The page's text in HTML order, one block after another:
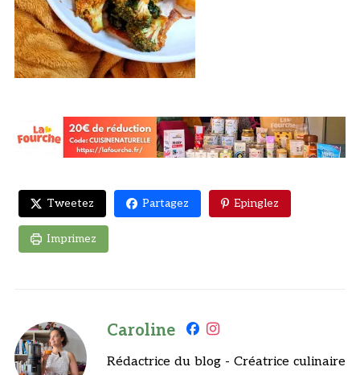
Tweetez Partagez Epinglez
Imprimez
Caroline
Rédactrice du blog - Créatrice culinaire